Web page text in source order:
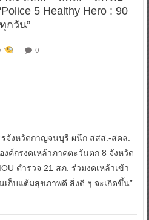
5 Healthy Hero : 90
กวัน”
^ 0
จังหวัดกาญจนบุรี ผนึก สสส.-สคล.
งค์กรงดเหล้าภาคตะวันตก 8 จังหวัด
ตำรวจ 21 สภ. ร่วมงดเหล้าเข้า
ก็บแต้มสุขภาพดี สิ่งดี ๆ จะเกิดขึ้น”